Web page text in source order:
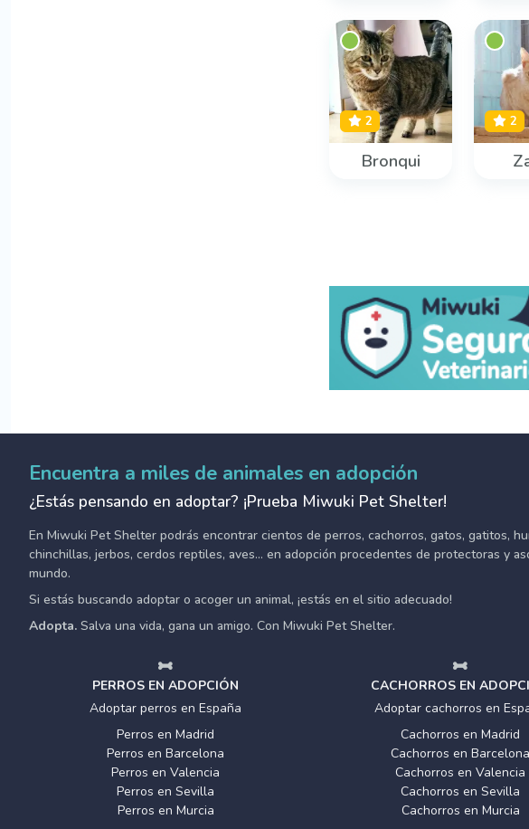
2
Bronqui
2
Encuentra a miles de animales en adopción
¿Estás pensando en adoptar? ¡Prueba Miwuki Pet Shelter!
En Miwuki Pet Shelter podrás encontrar cientos de perros, cachorros, gatos, gatitos,
chinchillas, jerbos, cerdos reptiles, aves... en adopción procedentes de protectoras y
mundo.
Si estás buscando adoptar o acoger un animal, ¡estás en el sitio adecuado!
Adopta. Salva una vida, gana un amigo. Con Miwuki Pet Shelter.
PERROS EN ADOPCIÓN
Adoptar perros en España
Perros en Madrid
Perros en Barcelona
Perros en Valencia
Perros en Sevilla
Perros en Murcia
CACHORROS EN
Adoptar cachorros en
Cachorros en Madrid
Cachorros en Barcelona
Cachorros en Valencia
Cachorros en Sevilla
Cachorros en Murcia